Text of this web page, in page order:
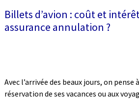
Billets d’avion : coût et
assurance annulation ?
Avec l’arrivée des beaux jours, on pense
réservation de ses vacances ou aux